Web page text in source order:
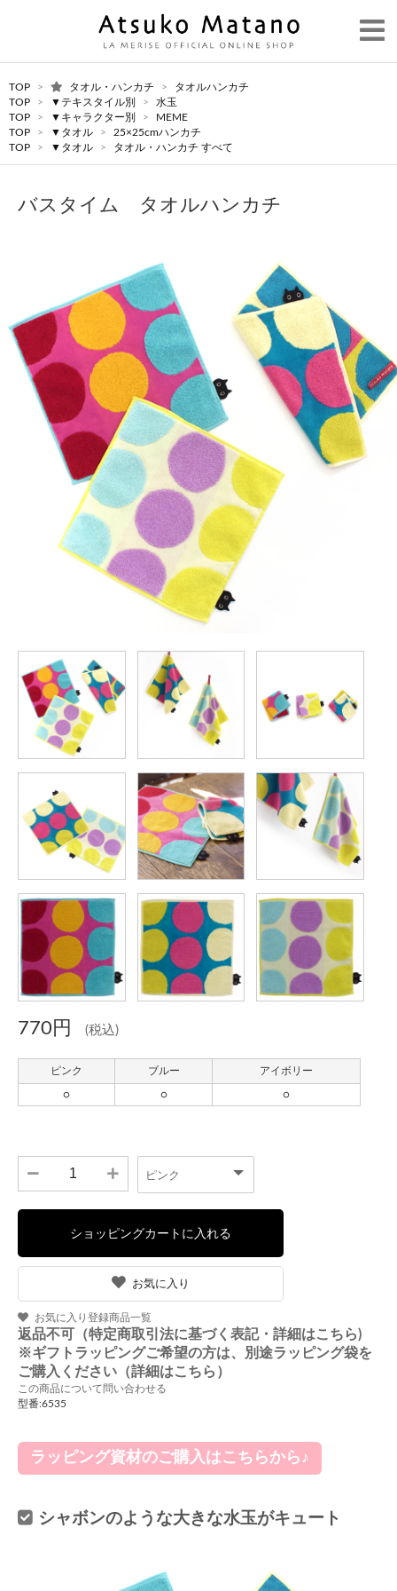
TOP > タオル・ハンカチ >
タオルハンカチ
TOP
> ▼テキスタイル別 >
水玉
TOP
> ▼キャラクター別 >
MEME
TOP
> ▼タオル >
25×25cmハンカチ
TOP
> ▼タオル > タオル・ハンカチ すべて
バスタイム タオルハンカチ
770円 (税込)
お気に入り
お気に入り登録商品一覧
返品不可（特定商取引法に基づく表記・詳細はこちら)
※ギフトラッピングご希望の方は、別途ラッピング袋を
ご購入ください（詳細はこちら）
この商品について問い合わせる
型番:6535
ラッピング資材のご購入はこちらから♪
シャボンのような大きな水玉がキュート